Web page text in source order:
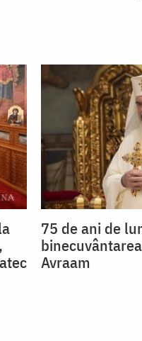
75 de ani de
Avraam